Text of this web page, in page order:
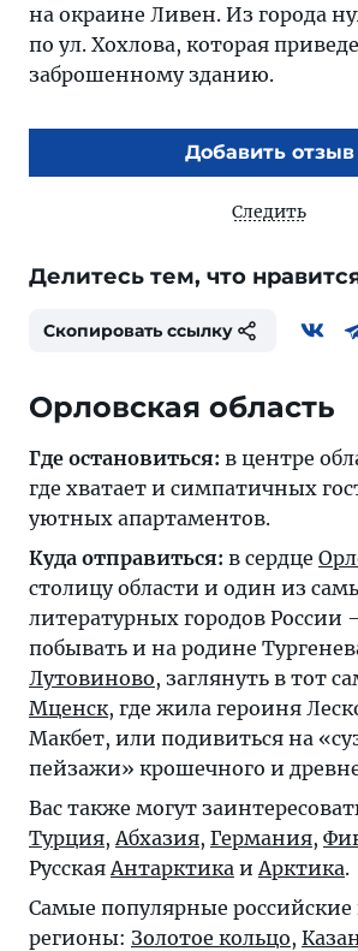
на окраине Ливен. Из города
по ул. Хохлова, которая
заброшенному зданию.
Добавить отзыв
Следить
Делитесь тем, что
Скопировать ссылку
Орловская область
Где остановиться: в центре
где хватает и симпатичных
уютных апартаментов.
Куда отправиться: в сердце
столицу области и один из
литературных городов России
побывать и на родине
Лутовиново, заглянуть в тот
Мценск, где жила героиня
Макбет, или подивиться на
пейзажи» крошечного и
Вас также могут
Турция, Абхазия, Германия,
Русская Антарктика и Арктика.
Самые популярные российские
регионы: Золотое кольцо,